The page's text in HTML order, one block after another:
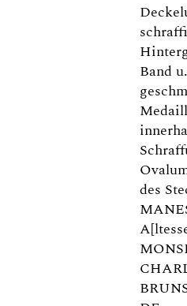
Band
des